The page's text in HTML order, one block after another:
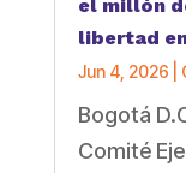
el millón
libertad
Jun 4, 2026
Bogotá
Comité